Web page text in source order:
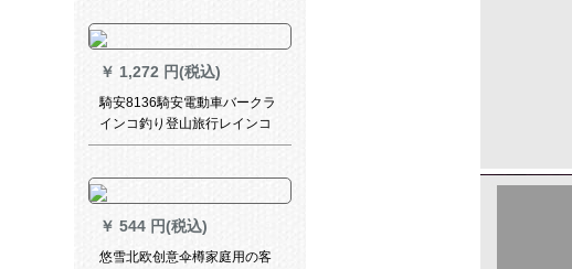
ク
￥ 1,272 円(税込)
騎安8136騎安電動車バークラ
インコ釣り登山旅行レインコ
ートレイン分身式二階帽子付
￥ 544 円(税込)
悠雪北欧创意伞樽家庭用の客